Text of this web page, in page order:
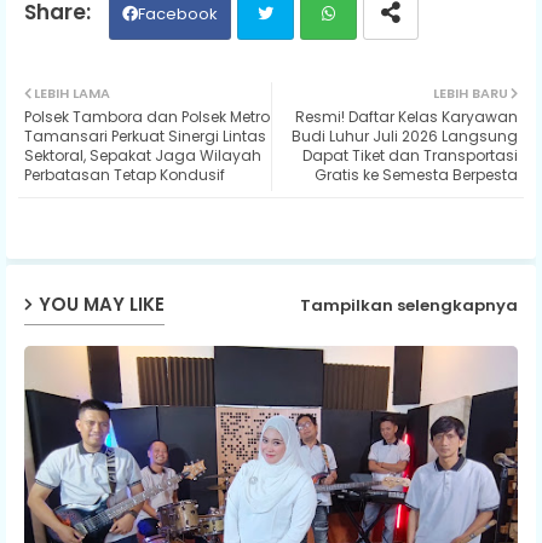
Facebook
ter ats
ap
LEBIH BARU
Resmi! Daftar Kelas Karyawan
Budi Luhur Juli 2026 Langsung
Dapat Tiket dan Transportasi
Gratis ke Semesta Berpesta
LEBIH LAMA
Polsek Tambora dan Polsek Metro
Tamansari Perkuat Sinergi Lintas
Sektoral, Sepakat Jaga Wilayah
Perbatasan Tetap Kondusif
YOU MAY LIKE Tampilkan selengkapnya